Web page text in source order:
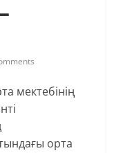
мектебінің
орта